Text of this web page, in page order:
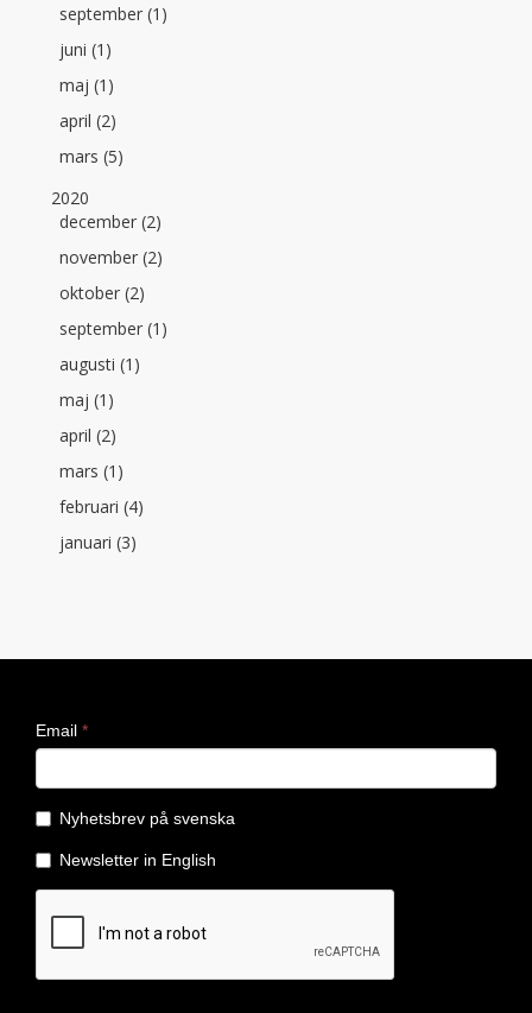
september (1)
juni (1)
maj (1)
april (2)
mars (5)
2020
december (2)
november (2)
oktober (2)
september (1)
augusti (1)
maj (1)
april (2)
mars (1)
februari (4)
januari (3)